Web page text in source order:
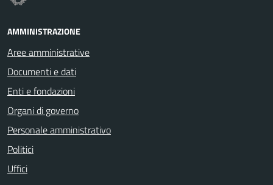
AMMINISTRAZIONE
Aree amministrative
Documenti e dati
Enti e fondazioni
Organi di governo
Personale amministrativo
Politici
Uffici